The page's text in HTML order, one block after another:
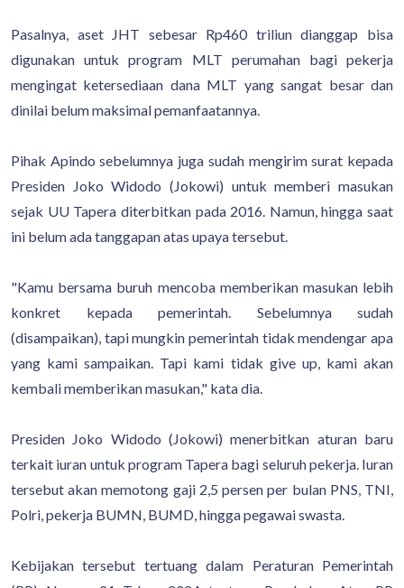
Pasalnya, aset JHT sebesar Rp460 triliun dianggap bisa
digunakan untuk program MLT perumahan bagi pekerja
mengingat ketersediaan dana MLT yang sangat besar dan
dinilai belum maksimal pemanfaatannya.
Pihak Apindo sebelumnya juga sudah mengirim surat kepada
Presiden Joko Widodo (Jokowi) untuk memberi masukan
sejak UU Tapera diterbitkan pada 2016. Namun, hingga saat
ini belum ada tanggapan atas upaya tersebut.
"Kamu bersama buruh mencoba memberikan masukan lebih
konkret kepada pemerintah. Sebelumnya sudah
(disampaikan), tapi mungkin pemerintah tidak mendengar apa
yang kami sampaikan. Tapi kami tidak give up, kami akan
kembali memberikan masukan," kata dia.
Presiden Joko Widodo (Jokowi) menerbitkan aturan baru
terkait iuran untuk program Tapera bagi seluruh pekerja. Iuran
tersebut akan memotong gaji 2,5 persen per bulan PNS, TNI,
Polri, pekerja BUMN, BUMD, hingga pegawai swasta.
Kebijakan tersebut tertuang dalam Peraturan Pemerintah